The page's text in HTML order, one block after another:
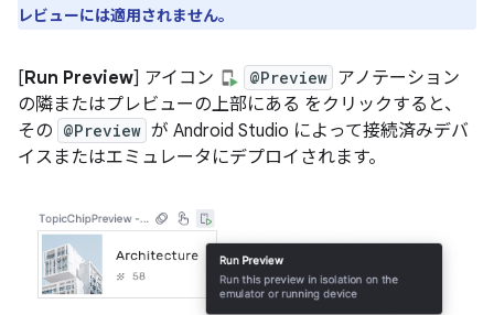
レビューには適用されません。
[Run Preview] アイコン @Preview アノテーション
の隣またはプレビューの上部にある をクリックすると、
その @Preview が Android Studio によって接続済みデバ
イスまたはエミュレータにデプロイされます。